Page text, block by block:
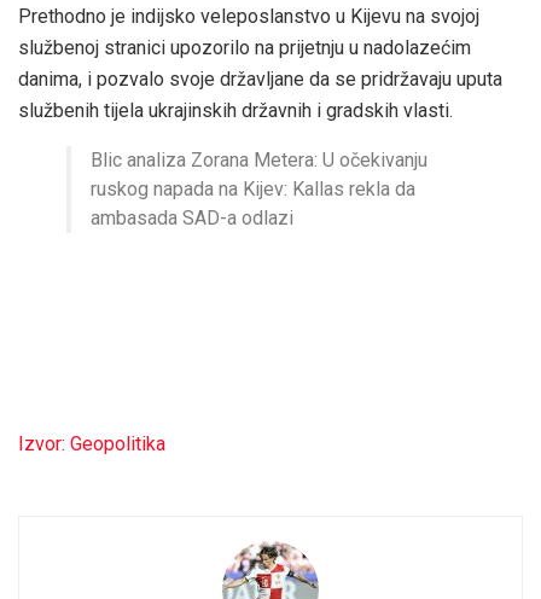
Prethodno je indijsko veleposlanstvo u Kijevu na svojoj
službenoj stranici upozorilo na prijetnju u nadolazećim
danima, i pozvalo svoje državljane da se pridržavaju uputa
službenih tijela ukrajinskih državnih i gradskih vlasti.
Blic analiza Zorana Metera: U očekivanju
ruskog napada na Kijev: Kallas rekla da
ambasada SAD-a odlazi
Izvor: Geopolitika